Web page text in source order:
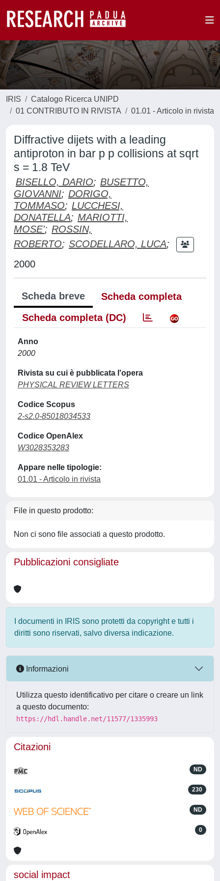
IRIS
Catalogo Ricerca UNIPD
01 CONTRIBUTO IN RIVISTA
01.01 - Articolo in rivista
Diffractive dijets with a leading
antiproton in bar p p collisions at sqrt
s = 1.8 TeV
BISELLO, DARIO; BUSETTO,
GIOVANNI; DORIGO,
TOMMASO; LUCCHESI,
DONATELLA; MARIOTTI,
MOSE'; ROSSIN,
ROBERTO; SCODELLARO, LUCA;
2000
Scheda breve
Scheda completa
Scheda completa (DC)
Anno
2000
Rivista su cui è pubblicata l'opera
PHYSICAL REVIEW LETTERS
Codice Scopus
2-s2.0-85018034533
Codice OpenAlex
W3028353283
Appare nelle tipologie:
01.01 - Articolo in rivista
File in questo prodotto:
Non ci sono file associati a questo prodotto.
Pubblicazioni consigliate
I documenti in IRIS sono protetti da copyright e tutti i
diritti sono riservati, salvo diversa indicazione.
Informazioni
Utilizza questo identificativo per citare o creare un link
a questo documento:
https://hdl.handle.net/11577/1335993
Citazioni
ND
230
ND
0
social impact